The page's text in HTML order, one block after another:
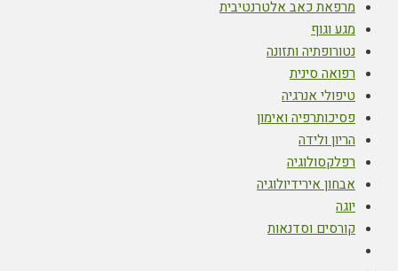
מרפאת כאב אלטרנטיבית
מגע וגוף
נטורופתיה ותזונה
רפואה סינית
טיפולי אנרגיה
פסיכותרפיה ואימון
הריון ולידה
רפלקסולוגיה
אבחון אירידיולוגיה
יוגה
קורסים וסדנאות